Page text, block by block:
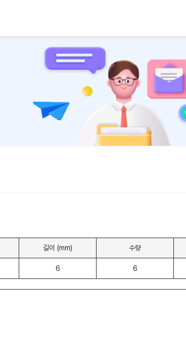
길이 (mm) 수량
6 6